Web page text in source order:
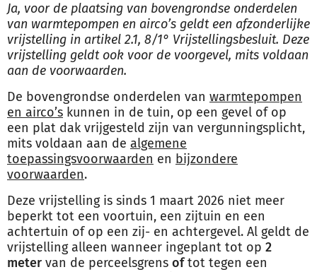
Ja, voor de plaatsing van bovengrondse onderdelen
van warmtepompen en airco’s geldt een afzonderlijke
vrijstelling in artikel 2.1, 8/1° Vrijstellingsbesluit. Deze
vrijstelling geldt ook voor de voorgevel, mits voldaan
aan de voorwaarden.
De bovengrondse onderdelen van warmtepompen
en airco’s kunnen in de tuin, op een gevel of op
een plat dak vrijgesteld zijn van vergunningsplicht,
mits voldaan aan de algemene
toepassingsvoorwaarden en bijzondere
voorwaarden.
Deze vrijstelling is sinds 1 maart 2026 niet meer
beperkt tot een voortuin, een zijtuin en een
achtertuin of op een zij- en achtergevel. Al geldt de
vrijstelling alleen wanneer ingeplant tot op 2
meter van de perceelsgrens oftot tegen een